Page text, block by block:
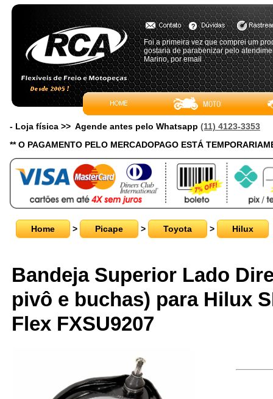
Foi a primeira vez que comprei um
gostaria de parabenizar pelo
Marino, por email
- Loja física >> Agende antes pelo Whatsapp (11) 4123-3353
** O PAGAMENTO PELO MERCADOPAGO ESTÁ
Home > Picape > Toyota > Hilux
Bandeja Superior Lado
pivô e buchas) para Hilux
Flex FXSU9207